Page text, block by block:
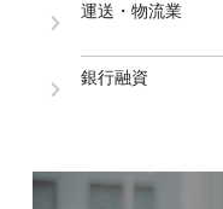
運送・物流業
銀行融資